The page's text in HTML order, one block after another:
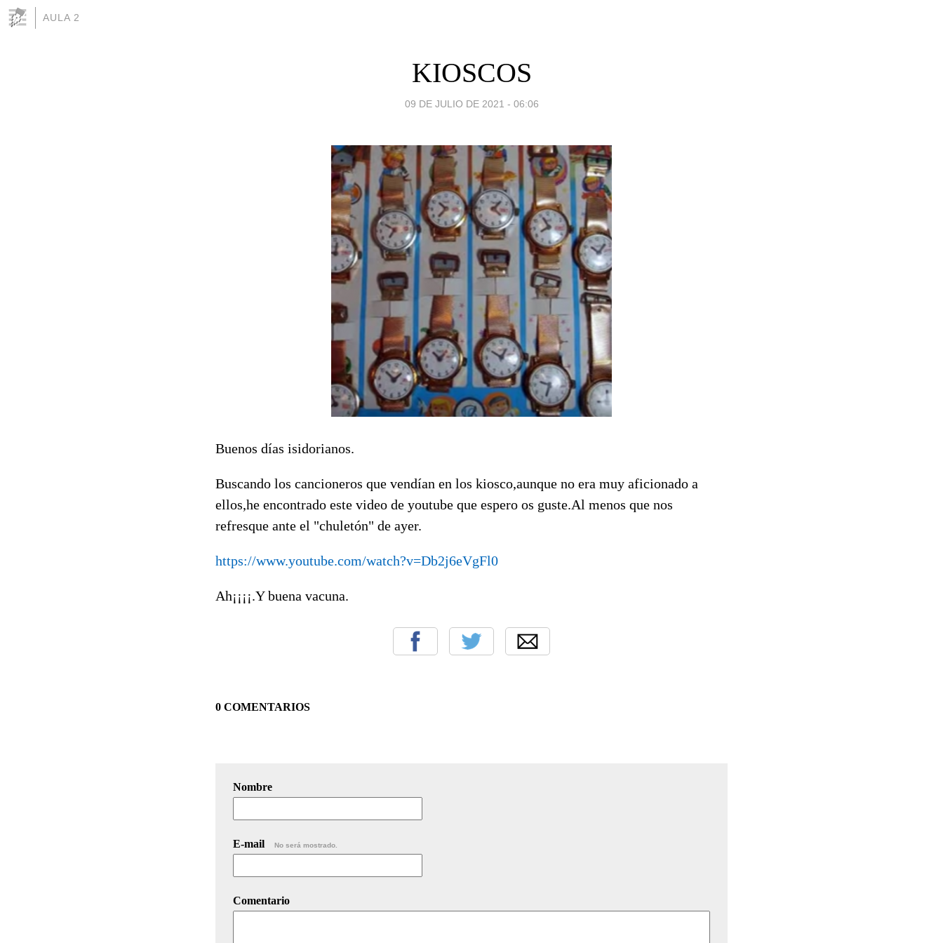
AULA 2
KIOSCOS
09 DE JULIO DE 2021 - 06:06
Buenos días isidorianos.
Buscando los cancioneros que vendían en los kiosco,aunque no era muy aficionado a
ellos,he encontrado este video de youtube que espero os guste.Al menos que nos
refresque ante el "chuletón" de ayer.
https://www.youtube.com/watch?v=Db2j6eVgFl0
Ah¡¡¡¡.Y buena vacuna.
0 COMENTARIOS
Nombre
E-mail No será mostrado.
Comentario